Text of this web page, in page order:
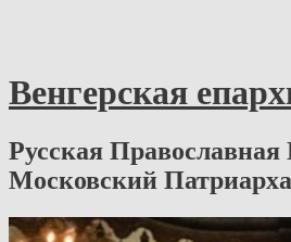
Венгерская
Русская Православная
Московский